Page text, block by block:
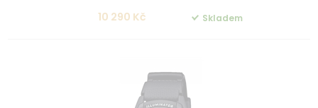
10 290 Kč Skladem